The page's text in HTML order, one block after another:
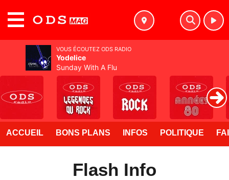
ACCUEIL BONS PLANS INFOS POLITIQUE
Flash Info
VOUS ÉCOUTEZ ODS RADIO
Yodelice
Sunday With A Flu